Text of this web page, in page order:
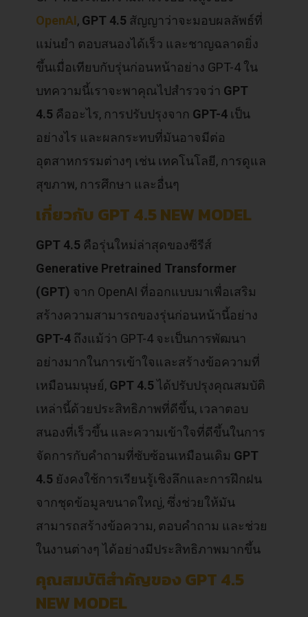
OpenAI, GPT 4.5 สัญญาว่าจะมอบผลลัพธ์ที่
แม่นยำ ตอบสนองได้เร็ว และชาญฉลาดยิ่ง
ขึ้นเมื่อเทียบกับรุ่นก่อนหน้าอย่าง GPT-4 ใน
บทความนี้เราจะพาคุณไปสำรวจว่า GPT
4.5 คืออะไร, การปรับปรุงจาก GPT-4 เป็น
อย่างไร และผลกระทบที่มันอาจมีต่อ
อุตสาหกรรมต่างๆ เช่น เทคโนโลยี, การดูแล
สุขภาพ, การศึกษา และอื่นๆ
เกี่ยวกับ GPT 4.5 NEW MODEL
GPT 4.5 คือรุ่นใหม่ล่าสุดของซีรีส์
Generative Pretrained Transformer
(GPT) จาก OpenAI ที่ออกแบบมาเพื่อเสริม
สร้างความสามารถของรุ่นก่อนหน้านี้อย่าง
GPT-4 ถึงแม้ว่า GPT-4 จะเป็นการพัฒนา
อย่างมากในการเข้าใจและสร้างข้อความที่
เหมือนมนุษย์, GPT 4.5 ได้ปรับปรุงคุณสมบัติ
เหล่านี้ด้วยประสิทธิภาพที่ดีขึ้น, เวลาตอบ
สนองที่เร็วขึ้น และความเข้าใจที่ดีขึ้นในการ
จัดการกับคำถามที่ซับซ้อนเหมือนเดิม GPT
4.5 ยังคงใช้การเรียนรู้เชิงลึกและการฝึกฝน
จากชุดข้อมูลขนาดใหญ่, ซึ่งช่วยให้มัน
สามารถสร้างข้อความ, ตอบคำถาม และช่วย
ในงานต่างๆ ได้อย่างมีประสิทธิภาพมากขึ้น
คุณสมบัติสำคัญของ GPT 4.5
NEW MODEL